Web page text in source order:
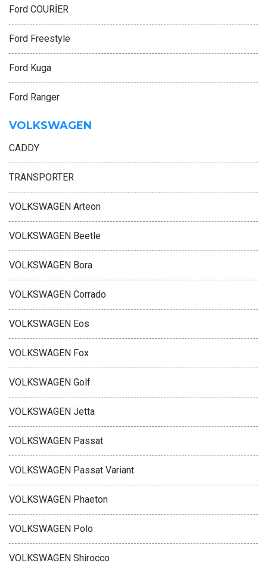
Ford COURİER
Ford Freestyle
Ford Kuga
Ford Ranger
VOLKSWAGEN
CADDY
TRANSPORTER
VOLKSWAGEN Arteon
VOLKSWAGEN Beetle
VOLKSWAGEN Bora
VOLKSWAGEN Corrado
VOLKSWAGEN Eos
VOLKSWAGEN Fox
VOLKSWAGEN Golf
VOLKSWAGEN Jetta
VOLKSWAGEN Passat
VOLKSWAGEN Passat Variant
VOLKSWAGEN Phaeton
VOLKSWAGEN Polo
VOLKSWAGEN Shirocco